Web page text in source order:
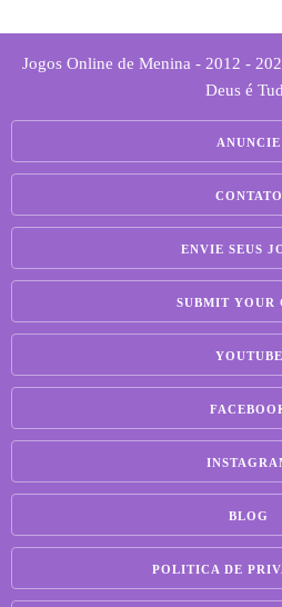
Jogos Online de Menina - 2012 -
Deus é
ANUNCIE
CONTATO
ENVIE SEUS
SUBMIT YOUR
YOUTUBE
BLOG
POLITICA DE